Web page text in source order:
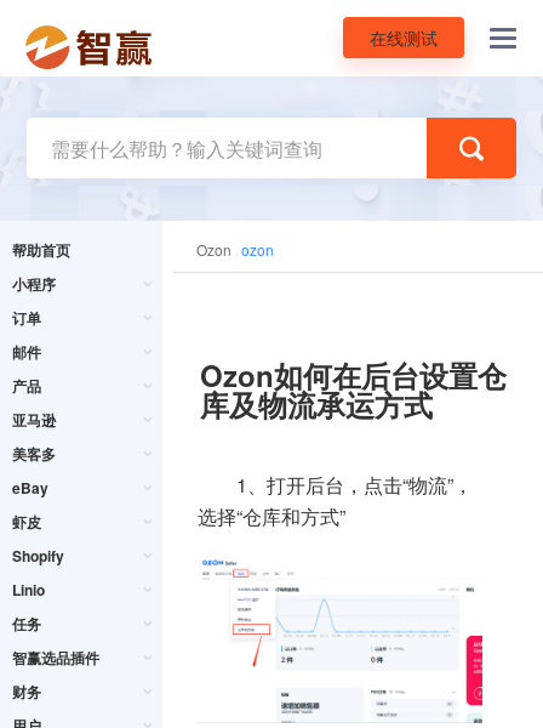
在线测试
帮助首页
小程序
订单
邮件
产品
亚马逊
美客多
eBay
虾皮
Shopify
Linio
任务
智赢选品插件
财务
Ozon ozon
Ozon如何在后台设置仓
库及物流承运方式
1、打开后台，点击“物流”，
选择“仓库和方式”